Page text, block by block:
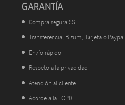
GARANTÍA
Compra segura SSL
Transferencia, Bizum, Tarjeta o Paypal
Envío rápido
Respeto a la privacidad
Atención al cliente
Acorde a la LOPD